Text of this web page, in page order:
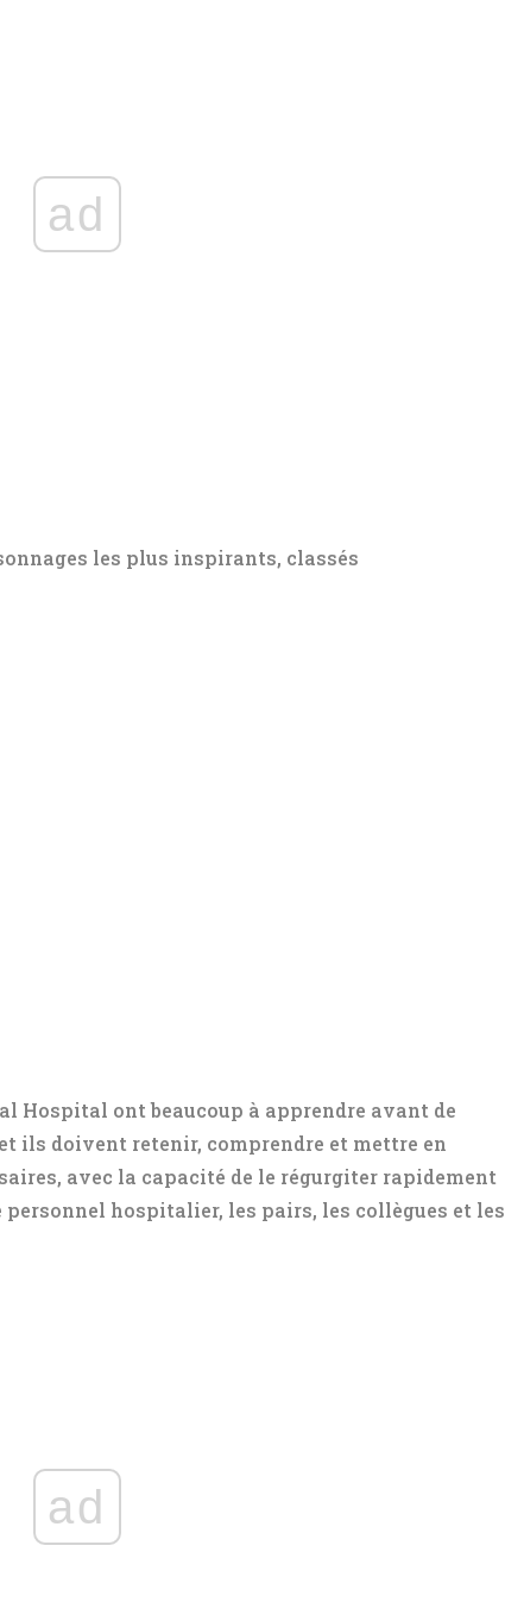
ad
les plus inspirants, classés
Hospital ont beaucoup à apprendre avant de
ils doivent retenir, comprendre et mettre en
avec la capacité de le régurgiter rapidement
hospitalier, les pairs, les collègues et les
ad